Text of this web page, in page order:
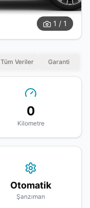
1 / 1
Tüm Veriler Garanti
0
Kilometre
Otomatik
Şanzıman